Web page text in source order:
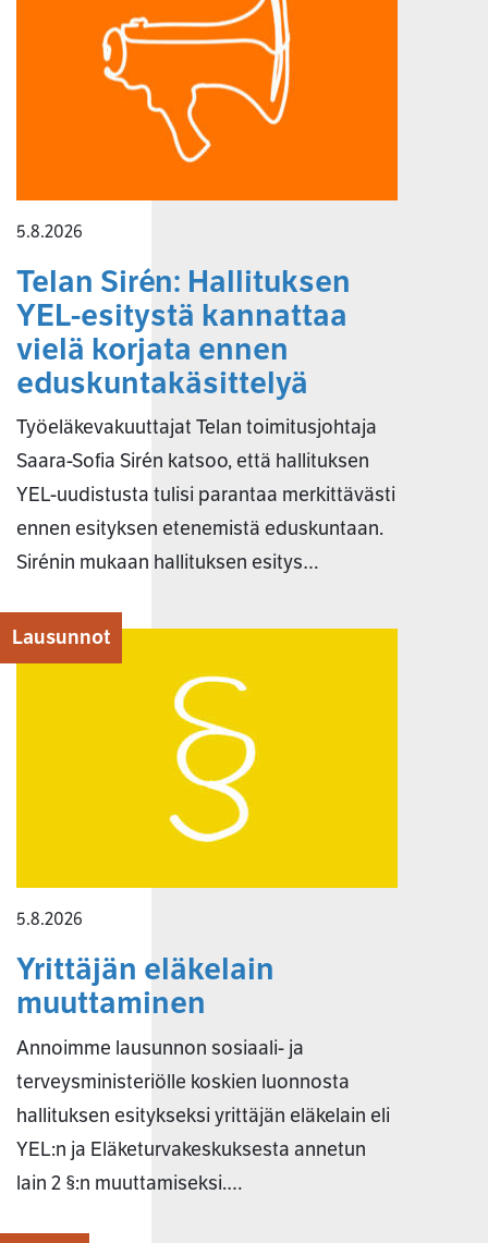
5.8.2026
Telan Sirén: Hallituksen
YEL-esitystä kannattaa
vielä korjata ennen
eduskuntakäsittelyä
Työeläkevakuuttajat Telan toimitusjohtaja
Saara-Sofia Sirén katsoo, että hallituksen
YEL-uudistusta tulisi parantaa merkittävästi
ennen esityksen etenemistä eduskuntaan.
Sirénin mukaan hallituksen esitys…
Lausunnot
5.8.2026
Yrittäjän eläkelain
muuttaminen
Annoimme lausunnon sosiaali- ja
terveysministeriölle koskien luonnosta
hallituksen esitykseksi yrittäjän eläkelain eli
YEL:n ja Eläketurvakeskuksesta annetun
lain 2 §:n muuttamiseksi.…